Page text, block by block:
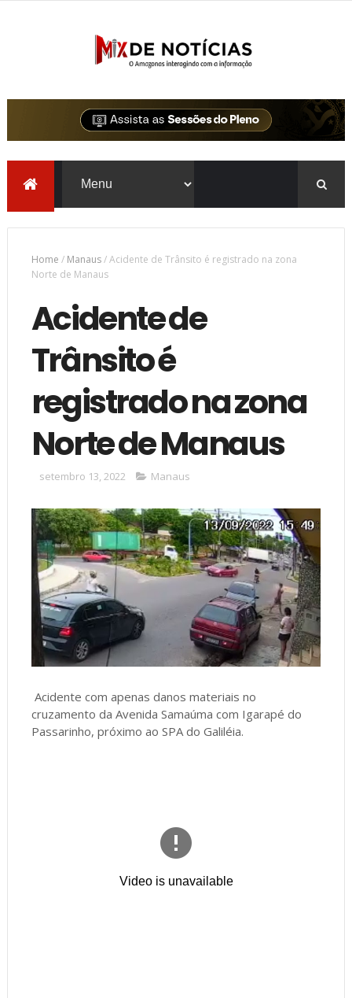
Home / Manaus/Acidente de Trânsito é registrado na zona
Norte de Manaus
Acidente de
Trânsito é
registrado na zona
Norte de Manaus
setembro 13, 2022 Manaus
Acidente com apenas danos materiais no
cruzamento da Avenida Samaúma com Igarapé do
Passarinho, próximo ao SPA do Galiléia.